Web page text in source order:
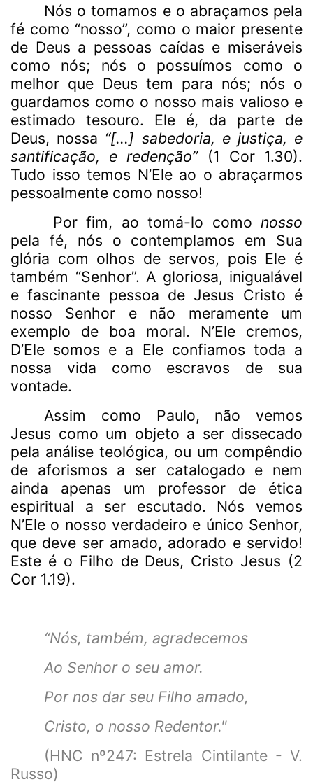
Nós o tomamos e o abraçamos pela
fé como “nosso”, como o maior presente
de Deus a pessoas caídas e miseráveis
como nós; nós o possuímos como o
melhor que Deus tem para nós; nós o
guardamos como o nosso mais valioso e
estimado tesouro. Ele é, da parte de
Deus, nossa “[...] sabedoria, e justiça, e
santificação, e redenção”(1 Cor 1.30).
Tudo isso temos N’Ele ao o abraçarmos
pessoalmente como nosso!
Por fim, ao tomá-lo como nosso
pela fé, nós o contemplamos em Sua
glória com olhos de servos, pois Ele é
também “Senhor”. A gloriosa, inigualável
e fascinante pessoa de Jesus Cristo é
nosso Senhor e não meramente um
exemplo de boa moral. N’Ele cremos,
D’Ele somos e a Ele confiamos toda a
nossa vida como escravos de sua
vontade.
Assim como Paulo, não vemos
Jesus como um objeto a ser dissecado
pela análise teológica, ou um compêndio
de aforismos a ser catalogado e nem
ainda apenas um professor de ética
espiritual a ser escutado. Nós vemos
N’Ele o nosso verdadeiro e único Senhor,
que deve ser amado, adorado e servido!
Este é o Filho de Deus, Cristo Jesus (2
Cor 1.19).
“Nós, também, agradecemos
Ao Senhor o seu amor.
Por nos dar seu Filho amado,
Cristo, o nosso Redentor."
(HNC nº247: Estrela Cintilante - V.
Russo)